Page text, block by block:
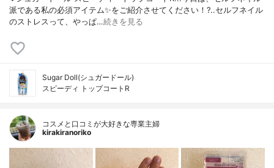
派である私の必須アイテム✨をご紹介させてください！?..セルフネイル
のストレスって、やっぱ…続きを見る
Sugar Doll(シュガードール)
スピーディ トップコートR
コスメと口コミが大好きな専業主婦
kirakiranoriko